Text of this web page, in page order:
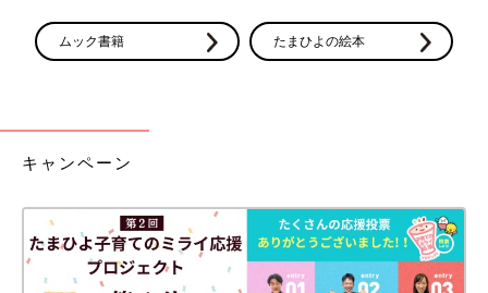
ムック書籍 たまひよの絵本
キャンペーン